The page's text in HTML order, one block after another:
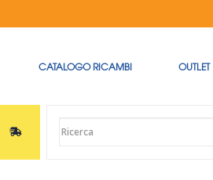
CATALOGO RICAMBI OUTLET